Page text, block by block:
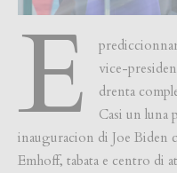
E
vice-
drenta
Casi un luna
inauguracion di Joe Biden
Emhoff, tabata e centro di